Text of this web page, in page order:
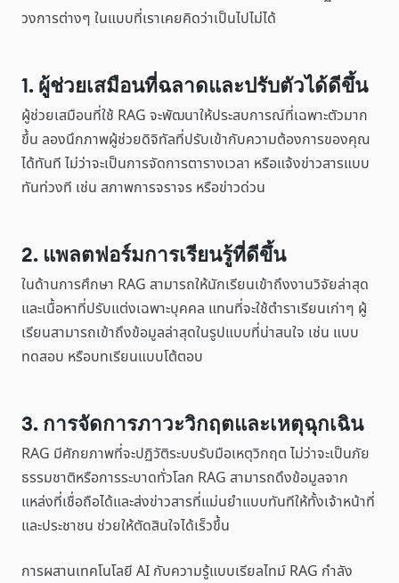
วงการต่างๆ ในแบบที่เราเคยคิดว่าเป็นไปไม่ได้
1. ผู้ช่วยเสมือนที่ฉลาดและปรับตัวได้ดีขึ้น
ผู้ช่วยเสมือนที่ใช้ RAG จะพัฒนาให้ประสบการณ์ที่เฉพาะตัวมาก
ขึ้น ลองนึกภาพผู้ช่วยดิจิทัลที่ปรับเข้ากับความต้องการของคุณ
ได้ทันที ไม่ว่าจะเป็นการจัดการตารางเวลา หรือแจ้งข่าวสารแบบ
ทันท่วงที เช่น สภาพการจราจร หรือข่าวด่วน
2. แพลตฟอร์มการเรียนรู้ที่ดีขึ้น
ในด้านการศึกษา RAG สามารถให้นักเรียนเข้าถึงงานวิจัยล่าสุด
และเนื้อหาที่ปรับแต่งเฉพาะบุคคล แทนที่จะใช้ตำราเรียนเก่าๆ ผู้
เรียนสามารถเข้าถึงข้อมูลล่าสุดในรูปแบบที่น่าสนใจ เช่น แบบ
ทดสอบ หรือบทเรียนแบบโต้ตอบ
3. การจัดการภาวะวิกฤตและเหตุฉุกเฉิน
RAG มีศักยภาพที่จะปฏิวัติระบบรับมือเหตุวิกฤต ไม่ว่าจะเป็นภัย
ธรรมชาติหรือการระบาดทั่วโลก RAG สามารถดึงข้อมูลจาก
แหล่งที่เชื่อถือได้และส่งข่าวสารที่แม่นยำแบบทันทีให้ทั้งเจ้าหน้าที่
และประชาชน ช่วยให้ตัดสินใจได้เร็วขึ้น
การผสานเทคโนโลยี AI กับความรู้แบบเรียลไทม์ RAG กำลัง